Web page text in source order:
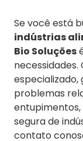
Se você está
indústrias
Bio Soluções
problemas
segura de
contato